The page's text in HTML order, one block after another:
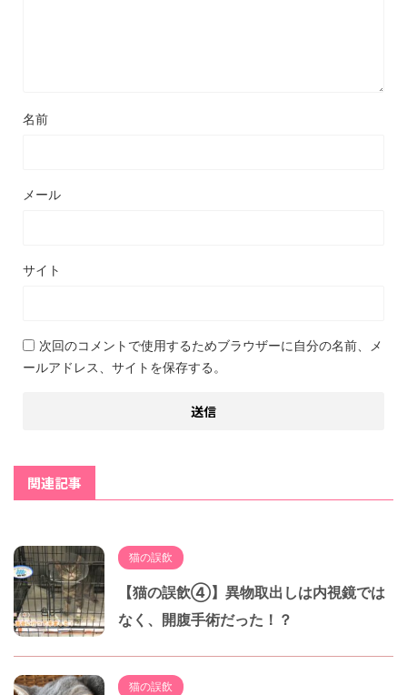
名前
メール
サイト
次回のコメントで使用するためブラウザーに自分の名前、メ
ールアドレス、サイトを保存する。
関連記事
猫の誤飲
【猫の誤飲④】異物取出しは内視鏡では
なく、開腹手術だった！？
猫の誤飲